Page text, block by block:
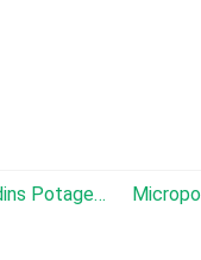
Idées De Jardins Potagers D'intérieur :11 Légumes Et Fruits Faciles Pour Vous Aider À Démarrer Micropousses